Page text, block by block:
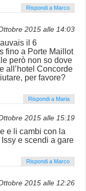
Rispondi a Marco
2015 alle 14:03
il 6
fino a Porte Maillot
però non so dove
all’hotel Concorde
per favore?
Rispondi a Maria
2015 alle 15:19
e li cambi con la
e scendi a gare
Rispondi a Marco
2015 alle 12:26